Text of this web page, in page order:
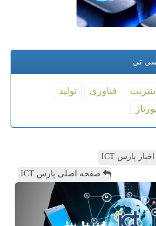
تی
اینترنت فناوری
تولید
اخبار پارس ICT
صفحه اصلی پارس ICT